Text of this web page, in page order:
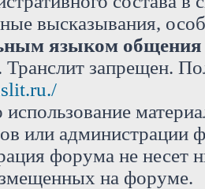
высказывания,
языком общения
Транслит запрещен.
использование
или администрации
форума не несет
на форуме.